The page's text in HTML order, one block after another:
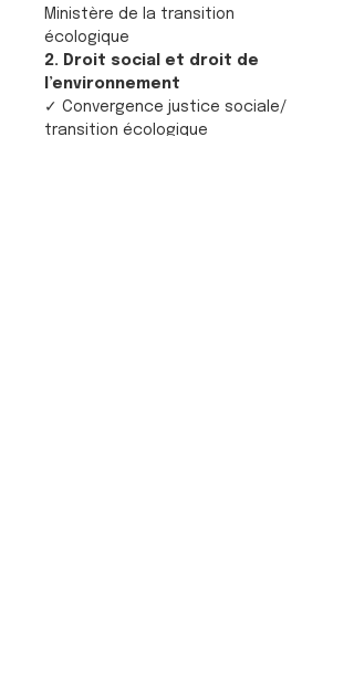
Ministère de la transition
écologique
2. Droit social et droit de
l’environnement
✓ Convergence justice sociale/
transition écologique